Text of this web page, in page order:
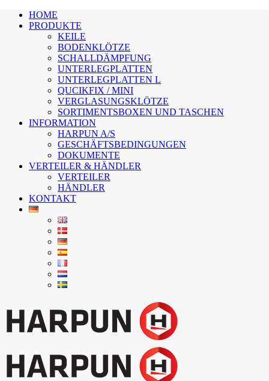
HOME
PRODUKTE
KEILE
BODENKLÖTZE
SCHALLDÄMPFUNG
UNTERLEGPLATTEN
UNTERLEGPLATTEN L
QUCIKFIX / MINI
VERGLASUNGSKLÖTZE
SORTIMENTSBOXEN UND TASCHEN
INFORMATION
HARPUN A/S
GESCHÄFTSBEDINGUNGEN
DOKUMENTE
VERTEILER & HÄNDLER
VERTEILER
HÄNDLER
KONTAKT